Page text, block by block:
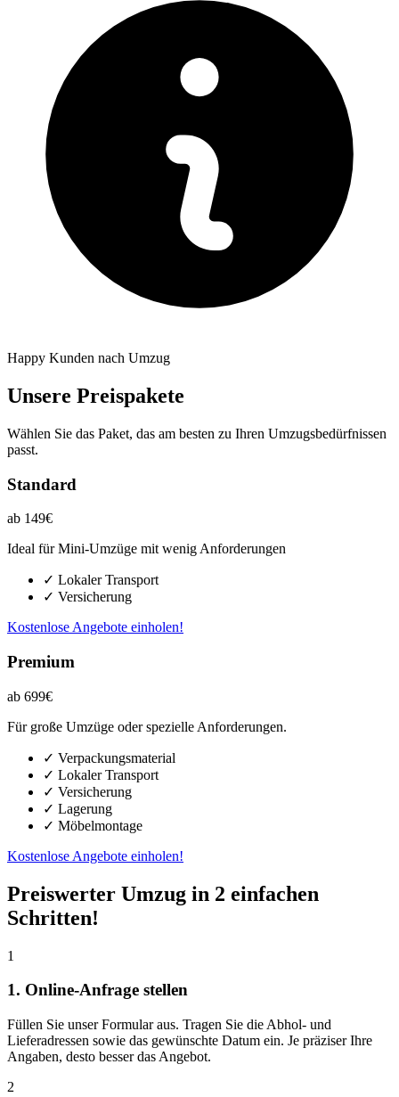
Happy Kunden nach Umzug
Unsere Preispakete
Wählen Sie das Paket, das am besten zu Ihren Umzugsbedürfnissen
passt.
Standard
ab 149€
Ideal für Mini-Umzüge mit wenig Anforderungen
✓ Lokaler Transport
✓ Versicherung
Kostenlose Angebote einholen!
Premium
ab 699€
Für große Umzüge oder spezielle Anforderungen.
✓ Verpackungsmaterial
✓ Lokaler Transport
✓ Versicherung
✓ Lagerung
✓ Möbelmontage
Kostenlose Angebote einholen!
Preiswerter Umzug in 2 einfachen
Schritten!
1
1. Online-Anfrage stellen
Füllen Sie unser Formular aus. Tragen Sie die Abhol- und
Lieferadressen sowie das gewünschte Datum ein. Je präziser Ihre
Angaben, desto besser das Angebot.
2